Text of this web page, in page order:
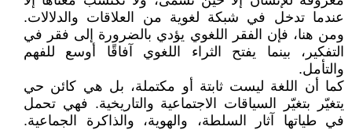
عندما تدخل في شبكة لغوية من العلاقات والدلالات.
ومن هنا، فإن الفقر اللغوي يؤدي بالضرورة إلى فقر في
التفكير، بينما يفتح الثراء اللغوي آفاقًا أوسع للفهم
والتأمل.
كما أن اللغة ليست ثابتة أو مكتملة، بل هي كائن حي
يتغيّر بتغيّر السياقات الاجتماعية والتاريخية. فهي تحمل
في طياتها آثار السلطة، والهوية، والذاكرة الجماعية.